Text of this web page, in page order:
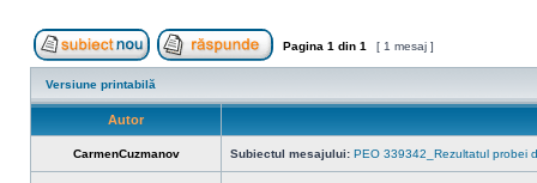
Scrie un subiect nou Răspunde la subiect
Pagina 1 din 1 [ 1 mesaj ]
Versiune printabilă
Autor
CarmenCuzmanov Subiectul mesajului: PEO 339342_Rezultatul probei